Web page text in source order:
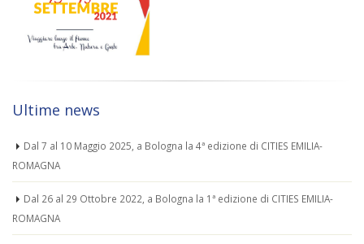
Ultime news
Dal 7 al 10 Maggio 2025, a Bologna la 4ª edizione di CITIES EMILIA-
ROMAGNA
Dal 26 al 29 Ottobre 2022, a Bologna la 1ª edizione di CITIES EMILIA-
ROMAGNA